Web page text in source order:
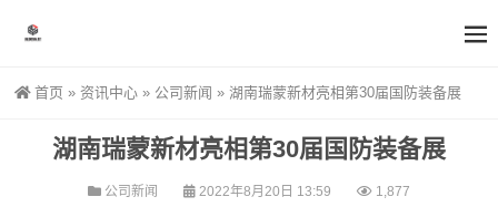
首页 » 资讯中心 » 公司新闻 » 湖南瑞蒙新材亮相第30届国防装备展
湖南瑞蒙新材亮相第30届国防装备展
公司新闻 2022年8月20日 13:59 1,877